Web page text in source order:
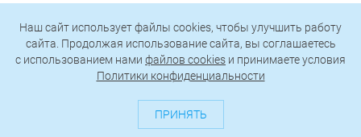
Обзор вертикального пылесоса TROUVER G70 Detect:
убирается так, как другие не могут
Наш сайт использует файлы cookies, чтобы улучшить работу
сайта. Продолжая использование сайта, вы соглашаетесь
c использованием нами файлов cookies и принимаете условия
Политики конфиденциальности
ПРИНЯТЬ